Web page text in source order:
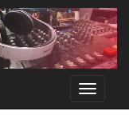
Toggle